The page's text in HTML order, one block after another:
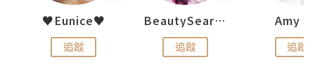
♥Eunice♥
追蹤
BeautySearch
追蹤
Amy
追蹤